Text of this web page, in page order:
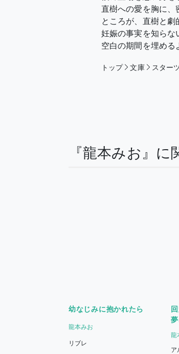
直樹への愛を胸に、
ところが、直樹と劇
妊娠の事実を知らな
空白の期間を埋め
トップ 文庫 スター
『龍本みお』に
幼なじみに抱かれたら
龍本みお
リブレ
龍
ア